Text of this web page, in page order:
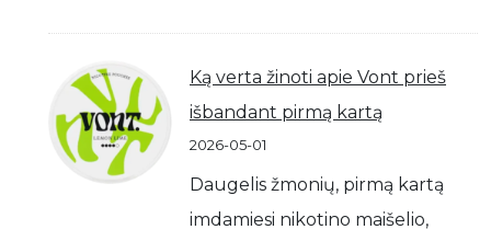
Ką verta žinoti apie Vont prieš
išbandant pirmą kartą
2026-05-01
Daugelis žmonių, pirmą kartą
imdamiesi nikotino maišelio,